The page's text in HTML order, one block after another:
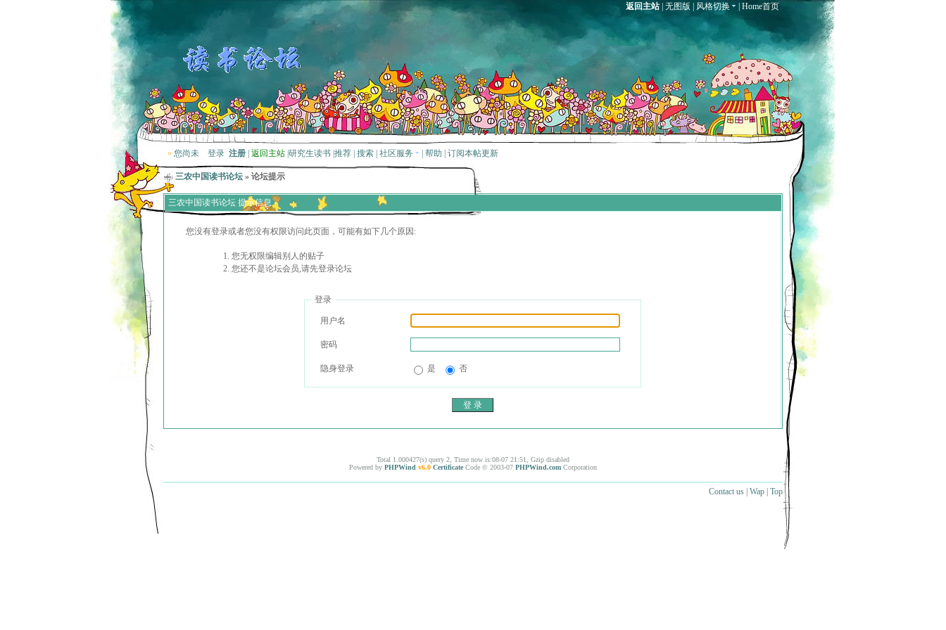
返回主站| 无图版 风格切换 Home首页
» 您尚未 登录 注册 返回主站 研究生读书 推荐 搜索 社区服务 帮助 订阅本帖更新
三农中国读书论坛 » 论坛提示
三农中国读书论坛 提示信息
您没有登录或者您没有权限访问此页面，可能有如下几个原因:
您无权限编辑别人的贴子
您还不是论坛会员,请先登录论坛
登录
用户名
密码
隐身登录 是 否
Total 1.000427(s) query 2, Time now is:08-07 21:51, Gzip disabled
Powered by PHPWind v6.0 Certificate Code © 2003-07 PHPWind.com Corporation
Contact us | Wap | Top